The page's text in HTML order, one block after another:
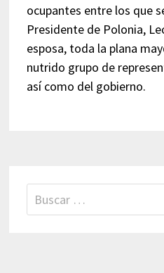
ocupantes entre los que
Presidente de Polonia,
esposa, toda la plana
nutrido grupo de
así como del gobierno.
Buscar: